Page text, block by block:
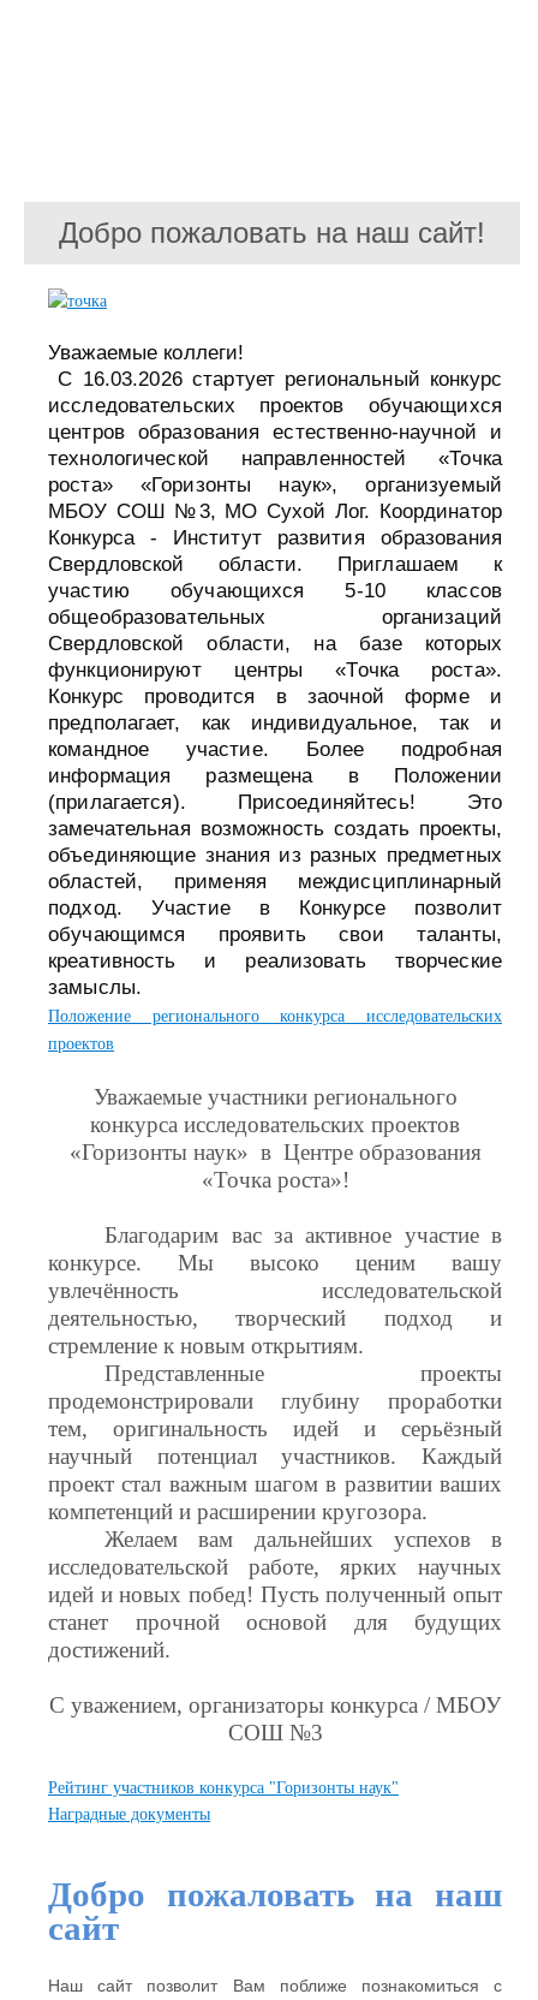
Добро пожаловать на наш сайт!
Уважаемые коллеги!
С 16.03.2026 стартует региональный конкурс
исследовательских проектов обучающихся
центров образования естественно-научной и
технологической направленностей «Точка
роста» «Горизонты наук», организуемый
МБОУ СОШ №3, МО Сухой Лог. Координатор
Конкурса - Институт развития образования
Свердловской области. Приглашаем к
участию обучающихся 5-10 классов
общеобразовательных организаций
Свердловской области, на базе которых
функционируют центры «Точка роста».
Конкурс проводится в заочной форме и
предполагает, как индивидуальное, так и
командное участие. Более подробная
информация размещена в Положении
(прилагается). Присоединяйтесь! Это
замечательная возможность создать проекты,
объединяющие знания из разных предметных
областей, применяя междисциплинарный
подход. Участие в Конкурсе позволит
обучающимся проявить свои таланты,
креативность и реализовать творческие
замыслы.
Положение регионального конкурса исследовательских
проектов
Уважаемые участники регионального
конкурса исследовательских проектов
«Горизонты наук» в Центре образования
«Точка роста»!
Благодарим вас за активное участие в
конкурсе. Мы высоко ценим вашу
увлечённость исследовательской
деятельностью, творческий подход и
стремление к новым открытиям.
Представленные проекты
продемонстрировали глубину проработки
тем, оригинальность идей и серьёзный
научный потенциал участников. Каждый
проект стал важным шагом в развитии ваших
компетенций и расширении кругозора.
Желаем вам дальнейших успехов в
исследовательской работе, ярких научных
идей и новых побед! Пусть полученный опыт
станет прочной основой для будущих
достижений.
С уважением, организаторы конкурса / МБОУ
СОШ №3
Рейтинг участников конкурса "Горизонты наук"
Наградные документы
Добро пожаловать на наш
сайт
Наш сайт позволит Вам поближе познакомиться с